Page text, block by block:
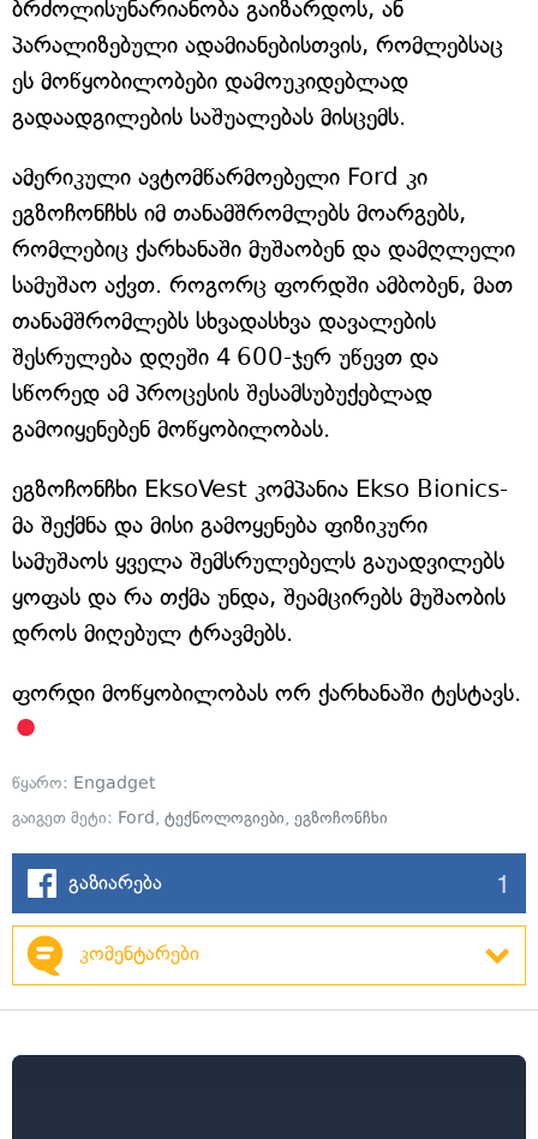
ბრძოლისუნარიანობა გაიზარდოს, ან
პარალიზებული ადამიანებისთვის, რომლებსაც
ეს მოწყობილობები დამოუკიდებლად
გადაადგილების საშუალებას მისცემს.
ამერიკული ავტომწარმოებელი Ford კი
ეგზოჩონჩხს იმ თანამშრომლებს მოარგებს,
რომლებიც ქარხანაში მუშაობენ და დამღლელი
სამუშაო აქვთ. როგორც ფორდში ამბობენ, მათ
თანამშრომლებს სხვადასხვა დავალების
შესრულება დღეში 4 600-ჯერ უწევთ და
სწორედ ამ პროცესის შესამსუბუქებლად
გამოიყენებენ მოწყობილობას.
ეგზოჩონჩხი EksoVest კომპანია Ekso Bionics-
მა შექმნა და მისი გამოყენება ფიზიკური
სამუშაოს ყველა შემსრულებელს გაუადვილებს
ყოფას და რა თქმა უნდა, შეამცირებს მუშაობის
დროს მიღებულ ტრავმებს.
ფორდი მოწყობილობას ორ ქარხანაში ტესტავს.
წყარო: Engadget
გაიგეთ მეტი: Ford, ტექნოლოგიები, ეგზოჩონჩხი
გაზიარება 1
კომენტარები